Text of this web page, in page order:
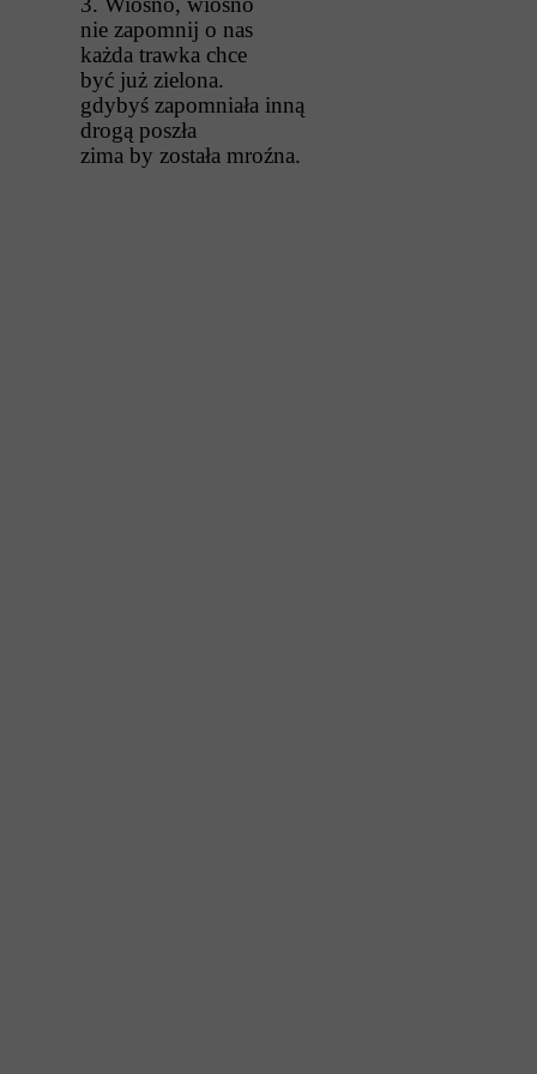
nie zapomnij o nas
każda trawka chce
być już zielona.
gdybyś zapomniała inną
drogą poszła
zima by została mroźna.